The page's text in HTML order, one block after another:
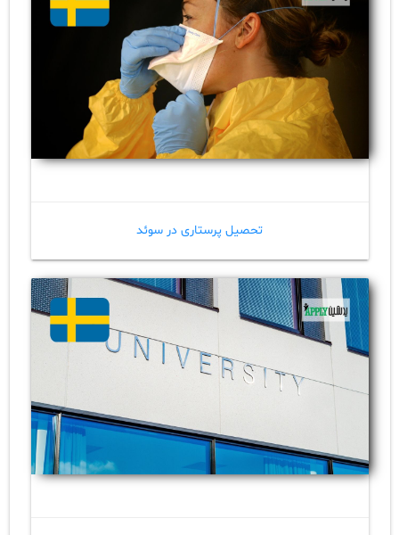
تحصیل پرستاری در سوئد